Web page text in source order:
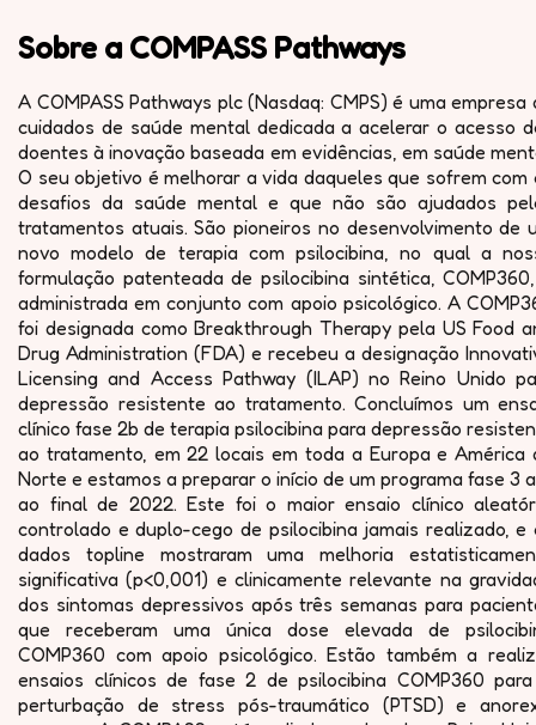
Sobre a COMPASS Pathways
A COMPASS Pathways plc (Nasdaq: CMPS) é uma empresa
cuidados de saúde mental dedicada a acelerar o acesso
doentes à inovação baseada em evidências, em saúde
O seu objetivo é melhorar a vida daqueles que sofrem com
desafios da saúde mental e que não são ajudados
tratamentos atuais. São pioneiros no desenvolvimento de
novo modelo de terapia com psilocibina, no qual a
formulação patenteada de psilocibina sintética,
administrada em conjunto com apoio psicológico. A
foi designada como Breakthrough Therapy pela US Food
Drug Administration (FDA) e recebeu a designação
Licensing and Access Pathway (ILAP) no Reino Unido
depressão resistente ao tratamento. Concluímos um
clínico fase 2b de terapia psilocibina para depressão
ao tratamento, em 22 locais em toda a Europa e América
Norte e estamos a preparar o início de um programa fase 3
ao final de 2022. Este foi o maior ensaio clínico
controlado e duplo-cego de psilocibina jamais realizado, e
dados topline mostraram uma melhoria
significativa (p<0,001) e clinicamente relevante na
dos sintomas depressivos após três semanas para
que receberam uma única dose elevada de
COMP360 com apoio psicológico. Estão também a
ensaios clínicos de fase 2 de psilocibina COMP360
perturbação de stress pós-traumático (PTSD) e